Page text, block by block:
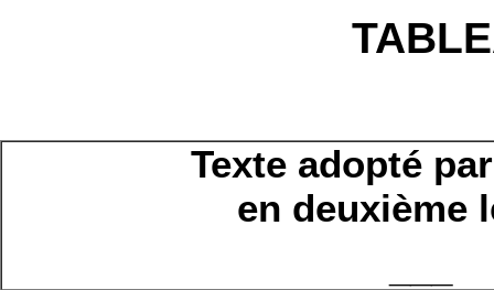
Texte adopté
en deuxième